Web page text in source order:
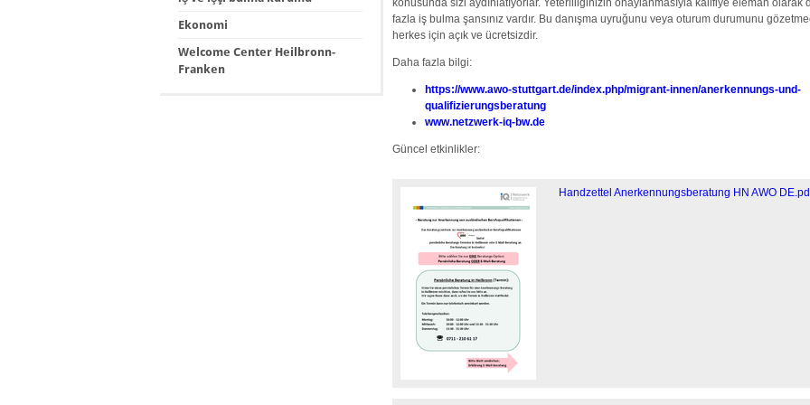
Ekonomi
Welcome Center Heilbronn-
Franken
konusunda sizi aydınlatıyorlar. Yeterliliğinizin onaylanmasıyla kalifiye eleman olarak
fazla iş bulma şansınız vardır. Bu danışma uyruğunu veya oturum durumunu
herkes için açık ve ücretsizdir.
Daha fazla bilgi:
https://www.awo-stuttgart.de/index.php/migrant-innen/anerkennungs-und-
qualifizierungsberatung
www.netzwerk-iq-bw.de
Güncel etkinlikler:
Handzettel Anerkennungsberatung HN AWO